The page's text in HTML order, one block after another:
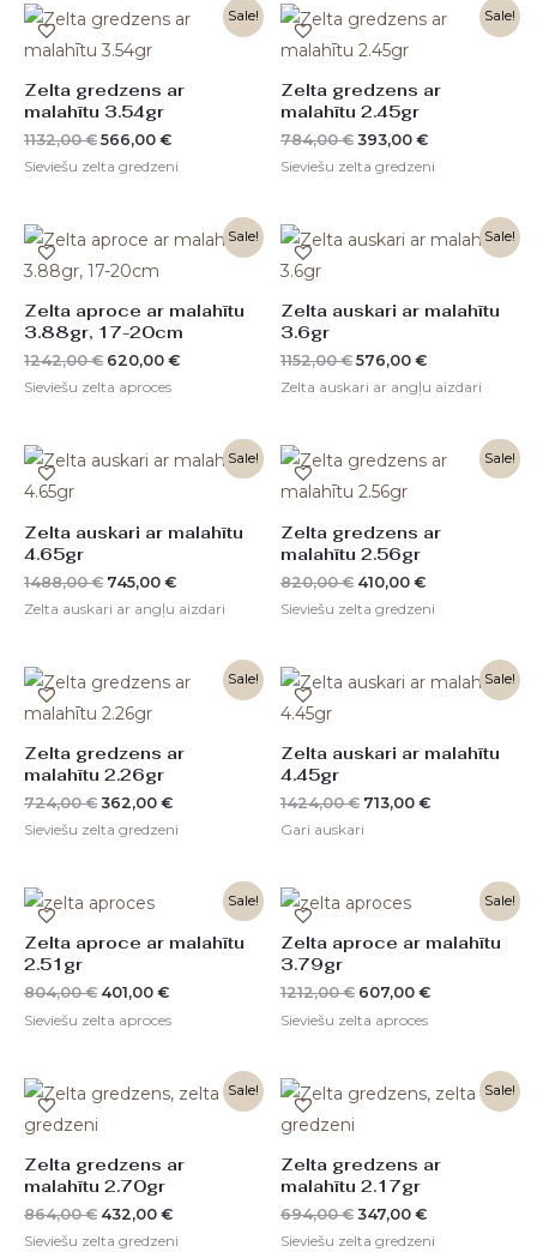
Sale!
Zelta gredzens ar
malahītu 3.54gr
1132,00€
Original
price
was:
566,00 €
Current
price
Sieviešu zelta gredzeni
Sale!
Zelta gredzens ar
malahītu 2.45gr
784,00€
Original
price
was:
393,00 €
Current
price
Sieviešu zelta gredzeni
Sale!
Zelta aproce ar malahītu
3.88gr, 17-20cm
1242,00€
price
was:
620,00 €
Current
price
Sieviešu zelta aproces
Sale!
Zelta auskari ar malahītu
3.6gr
1152,00€
Original
price
576,00 €
Current
price
Zelta auskari ar angļu aizdari
Sale!
Zelta auskari ar malahītu
4.65gr
1488,00€
Original
price
745,00 €
Current
price
Zelta auskari ar angļu aizdari
Sale!
Zelta gredzens ar
malahītu 2.56gr
820,00€
Original
price
was:
410,00 €
Current
price
Sieviešu zelta gredzeni
Sale!
Zelta gredzens ar
malahītu 2.26gr
724,00€
Original
price
was:
362,00 €
Current
price
Sieviešu zelta gredzeni
Sale!
Zelta auskari ar malahītu
4.45gr
1424,00€
Original
price
713,00 €
Current
price
Gari auskari
Sale!
Zelta aproce ar malahītu
2.51gr
804,00€
Original
price
804,00 €.
401,00 €
Current
401,00 €.
Sieviešu zelta aproces
Sale!
Zelta aproce ar malahītu
3.79gr
1212,00€
Original
price
1212,00 €.
607,00 €
Current
607,00 €.
Sieviešu zelta aproces
Sale!
Zelta gredzens ar
malahītu 2.70gr
864,00€
Original
price
432,00 €
Current
price
Sieviešu zelta gredzeni
Sale!
Zelta gredzens ar
malahītu 2.17gr
694,00€
Original
price
347,00 €
Current
price
Sieviešu zelta gredzeni